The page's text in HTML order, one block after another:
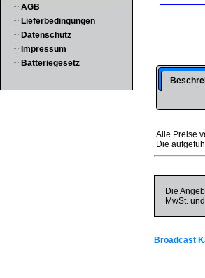
AGB
Lieferbedingungen
Datenschutz
Impressum
Batteriegesetz
Alle Preise
Die
Die
MwSt.
Broadcast